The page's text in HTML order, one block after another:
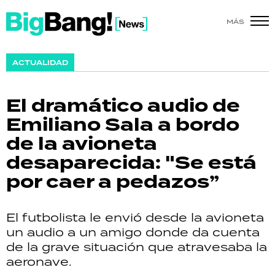
MÁS
ACTUALIDAD
El dramático audio de
Emiliano Sala a bordo
de la avioneta
desaparecida: "Se está
por caer a pedazos”
El futbolista le envió desde la avioneta
un audio a un amigo donde da cuenta
de la grave situación que atravesaba la
aeronave.
SHOW
ACTUALIDAD
POLICIALES
ECONOMÍA
SALUD
DEPORTES